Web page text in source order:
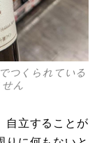
つくられている
ん
自立することが